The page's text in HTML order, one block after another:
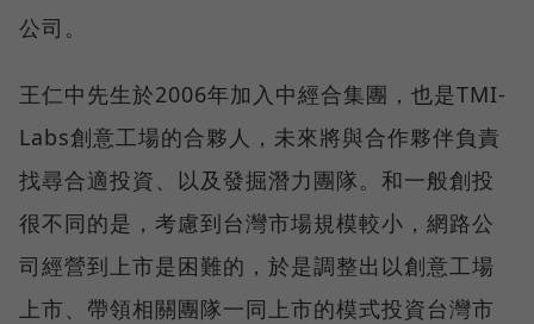
公司。
王仁中先生於2006年加入中經合集團，也是TMI-
Labs創意工場的合夥人，未來將與合作夥伴負責
找尋合適投資、以及發掘潛力團隊。和一般創投
很不同的是，考慮到台灣市場規模較小，網路公
司經營到上市是困難的，於是調整出以創意工場
上市、帶領相關團隊一同上市的模式投資台灣市